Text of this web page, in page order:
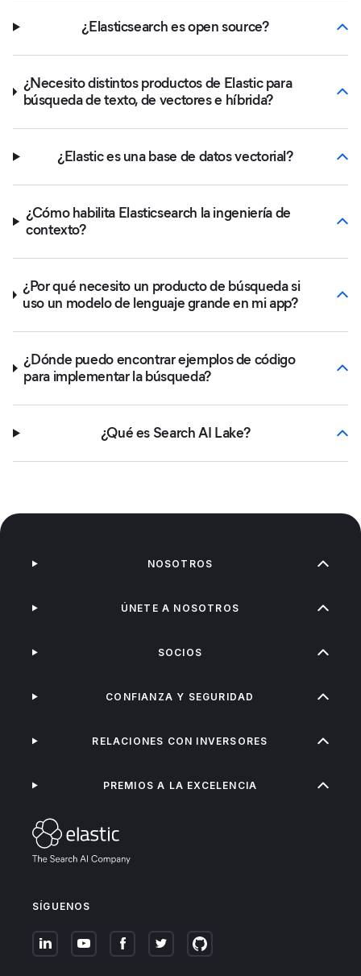
¿Elasticsearch es open source?
¿Necesito distintos productos de Elastic para
búsqueda de texto, de vectores e híbrida?
¿Elastic es una base de datos vectorial?
¿Cómo habilita Elasticsearch la ingeniería de
contexto?
¿Por qué necesito un producto de búsqueda si
uso un modelo de lenguaje grande en mi app?
¿Dónde puedo encontrar ejemplos de código
para implementar la búsqueda?
¿Qué es Search AI Lake?
SÍGUENOS
NOSOTROS
ÚNETE A NOSOTROS
SOCIOS
CONFIANZA Y SEGURIDAD
RELACIONES CON INVERSORES
PREMIOS A LA EXCELENCIA